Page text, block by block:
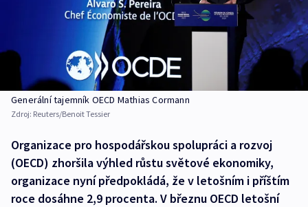
Generální tajemník OECD Mathias Cormann
Zdroj: Reuters/Benoit Tessier
Organizace pro hospodářskou spolupráci a rozvoj
(OECD) zhoršila výhled růstu světové ekonomiky,
organizace nyní předpokládá, že v letošním i příštím
roce dosáhne 2,9 procenta. V březnu OECD letošní